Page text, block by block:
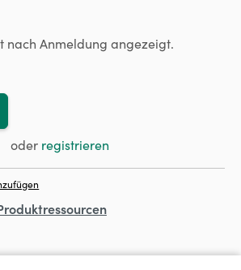
nach Anmeldung angezeigt.
oder registrieren